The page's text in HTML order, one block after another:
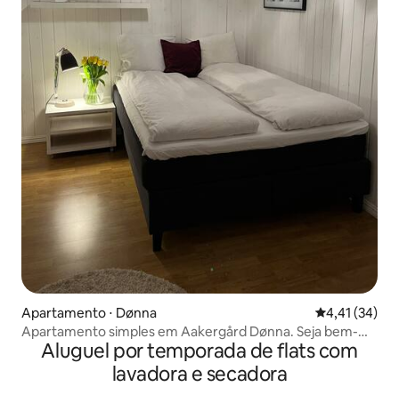
Apartamento ⋅ Dønna 4,41 de uma
4,41 (34)
Apartamento simples em Aakergård Dønna. Seja bem-
vindo aqui!
Aluguel por temporada de flats com
lavadora e secadora